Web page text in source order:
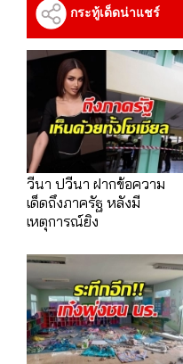
กระทู้เด็ดน่าแชร์
วีนา ปวีนา ฝากข้อความ
เด็ดถึงภาครัฐ หลังมี
เหตุการณ์ยิง